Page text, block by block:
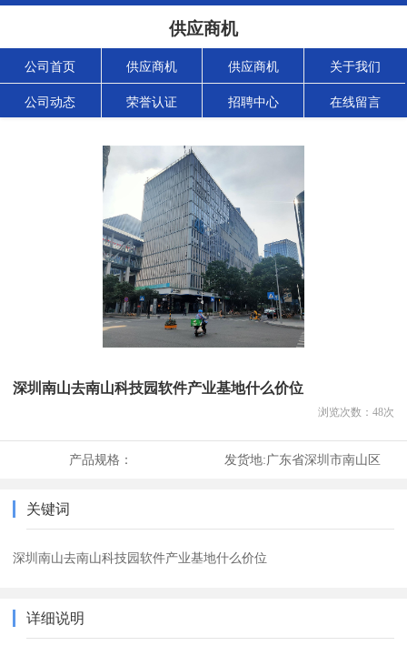
供应商机
公司首页 供应商机 供应商机 关于我们
公司动态 荣誉认证 招聘中心 在线留言
深圳南山去南山科技园软件产业基地什么价位
浏览次数： 48次
产品规格： 发货地:广东省深圳市南山区
关键词
深圳南山去南山科技园软件产业基地什么价位
详细说明